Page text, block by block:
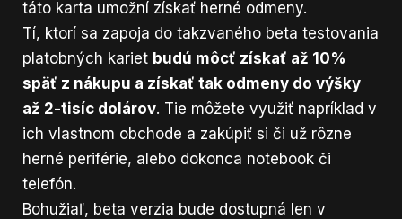
táto karta umožní získať herné odmeny.
Tí, ktorí sa zapoja do takzvaného beta testovania
platobných kariet budú môcť získať až 10%
späť z nákupu a získať tak odmeny do výšky
až 2-tisíc dolárov. Tie môžete využiť napríklad v
ich vlastnom obchode a zakúpiť si či už rôzne
herné periférie, alebo dokonca notebook či
telefón.
Bohužiaľ, beta verzia bude dostupná len v